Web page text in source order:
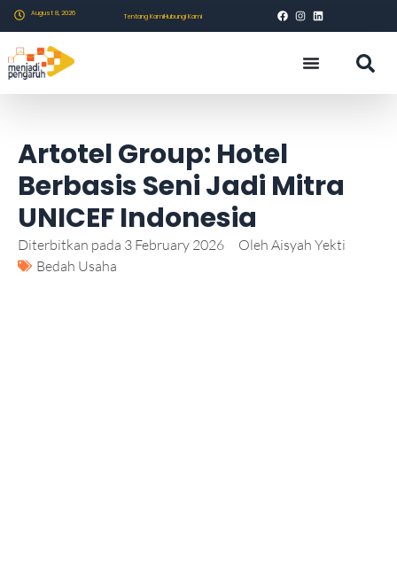
August 8, 2026 Tentang KamiHubungi Kami
Artotel Group: Hotel
Berbasis Seni Jadi Mitra
UNICEF Indonesia
Diterbitkan pada 3 February 2026 Oleh Aisyah Yekti
Bedah Usaha